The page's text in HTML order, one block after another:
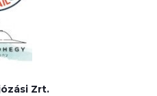
Zrt.